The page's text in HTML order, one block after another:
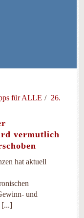
für ALLE
26.
vermutlich
hat aktuell
und
[...]